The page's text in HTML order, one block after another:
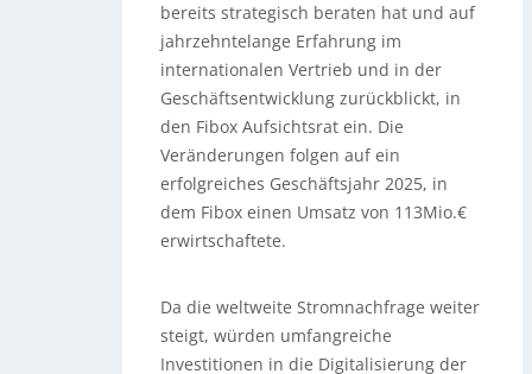
bereits strategisch beraten hat und auf
jahrzehntelange Erfahrung im
internationalen Vertrieb und in der
Geschäftsentwicklung zurückblickt, in
den Fibox Aufsichtsrat ein. Die
Veränderungen folgen auf ein
erfolgreiches Geschäftsjahr 2025, in
dem Fibox einen Umsatz von 113Mio.€
erwirtschaftete.
Da die weltweite Stromnachfrage weiter
steigt, würden umfangreiche
Investitionen in die Digitalisierung der